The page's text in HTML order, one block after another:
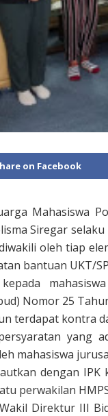
on Facebook
Mahasiswa
Siregar
oleh tiap
bantuan UKT/
Nomor 25
terdapat kontra
yang
mahasiswa
dengan
perwakilan
Direktur III